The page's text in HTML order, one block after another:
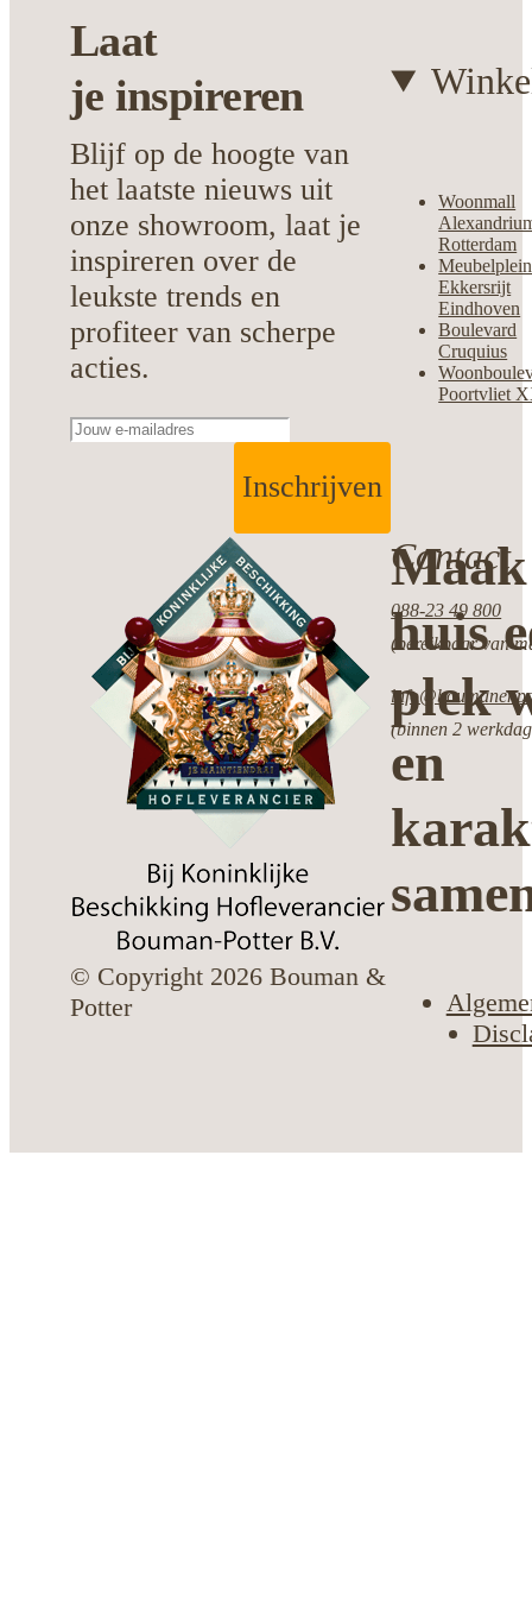
huis
plek
en
Laat
je inspireren
Blijf op de hoogte van
het laatste nieuws uit
onze showroom, laat je
inspireren over de
leukste trends en
profiteer van scherpe
acties.
Inschrijven
Contact
088-23 49 800
(bereikbaar van
(binnen 2
Woonmall
Rotterdam
Meubelplein
Ekkersrijt
Eindhoven
Boulevard
Cruquius
Poortvliet
© Copyright 2026 Bouman &
Potter